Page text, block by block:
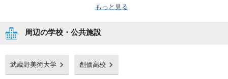
もっと見る
周辺の学校・公共施設
武蔵野美術大学 創価高校